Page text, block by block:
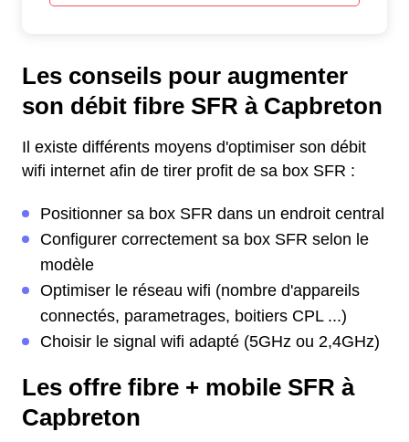
Les conseils pour augmenter
son débit fibre SFR à Capbreton
Il existe différents moyens d'optimiser son débit
wifi internet afin de tirer profit de sa box SFR :
Positionner sa box SFR dans un endroit central
Configurer correctement sa box SFR selon le
modèle
Optimiser le réseau wifi (nombre d'appareils
connectés, parametrages, boitiers CPL ...)
Choisir le signal wifi adapté (5GHz ou 2,4GHz)
Les offre fibre + mobile SFR à
Capbreton